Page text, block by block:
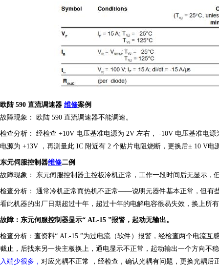
欧陆 590 直流调速器 维修案例
故障现象：
欧陆 590 直流调速器不能调速。
检查分析： 经检查 +10V 电压基准电源为 2V 左右， -10V 电压基准电
电源为 +13V ，再测量此 IC 附近有 2 个贴片电阻烧断，更换后± 10 V电
东元伺服控制器维修二例
故障现象：
东元伺服控制器主控板冷机正常，工作一段时间后无显示，
检查分析： 通常冷机正常而热机不正常——说明元器件基本正常，但有
看此机器的出厂日期超过十年，超过十年的电解电容很易失效，换上所
故障：东元伺服控制器显示“ AL-15 ”报警，起动无输出。
检查分析：查资料“ AL-15 ”为过电流（软件）报警，经检查两个电流互
截止，后找来另一块主板换上，通电显示不正常，起动输出一个方向不
入端少很多， 对应光耦不正常 ，经检查，确认光耦有问题，更换光耦后